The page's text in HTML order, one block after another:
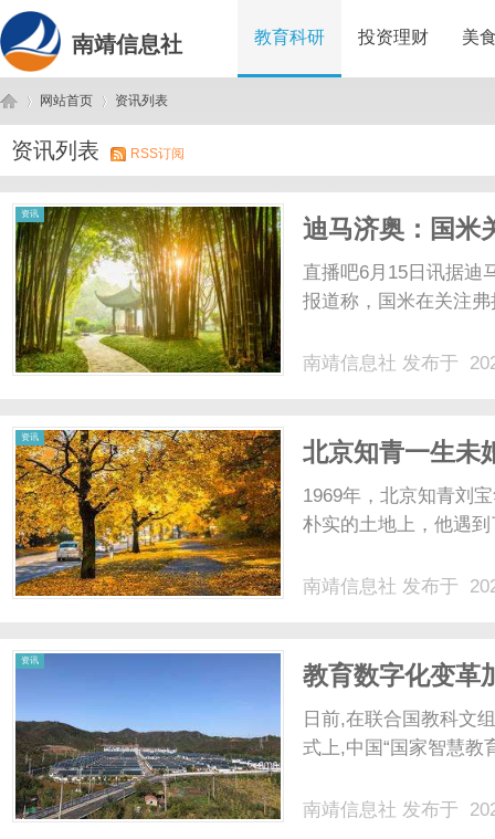
南靖信息社 教育科研 投资理财 美
南 ›
网站首页
›
资讯列表
资讯列表 RSS订阅
资讯
迪马济奥：国米
维奇
直播吧6月15日讯据迪
报道称，国米在关注
南靖信息社 发布于
资讯
北京知青一生未
1969年，北京知青刘
朴实的土地上，他遇
南靖信息社 发布于
资讯
教育数字化变革
日前,在联合国教科文
式上,中国“国家智慧教
南靖信息社 发布于